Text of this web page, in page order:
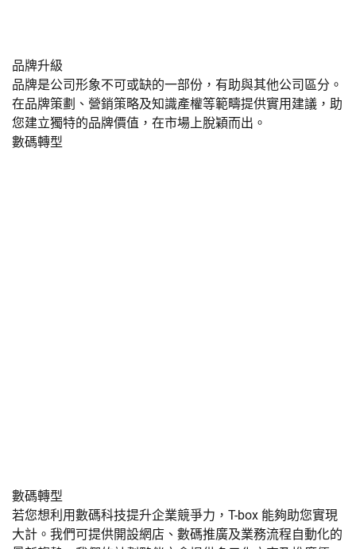
品牌升級
品牌是公司形象不可或缺的一部份，有助與其他公司區分。
在品牌策劃、營銷策略及知識產權等範疇提供實用建議，助
您建立獨特的品牌價值，在市場上脫穎而出。
數碼轉型
數碼轉型
若您想利用數碼科技提升企業競爭力，T-box 能夠助您實現
大計。我們可提供開設網店、數碼推廣及業務流程自動化的